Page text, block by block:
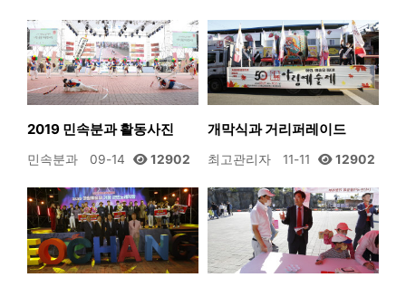
2019 민속분과 활동사진
민속분과 09-14 12902
개막식과 거리퍼레이드
최고관리자 11-11 12902